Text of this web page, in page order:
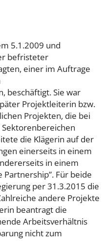
5.1.2009 und
befristeter
einer im Auftrage
beschäftigt. Sie war
Projektleiterin bzw.
Projekten, die bei
die Klägerin auf der
einerseits in einem
in einem
Partnership”. Für beide
per 31.3.2015 die
andere Projekte
beantragt die
Arbeitsverhältnis
nicht zum